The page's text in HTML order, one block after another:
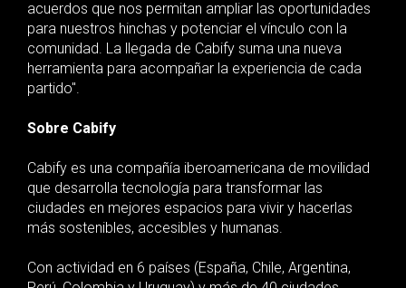
acuerdos que nos permitan ampliar las oportunidades
para nuestros hinchas y potenciar el vínculo con la
comunidad. La llegada de Cabify suma una nueva
herramienta para acompañar la experiencia de cada
partido".
Sobre Cabify
Cabify es una compañía iberoamericana de movilidad
que desarrolla tecnología para transformar las
ciudades en mejores espacios para vivir y hacerlas
más sostenibles, accesibles y humanas.
Con actividad en 6 países (España, Chile, Argentina,